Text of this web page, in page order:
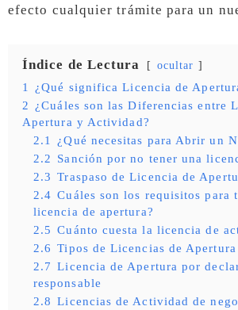
efecto cualquier trámite para un
Índice de Lectura ocultar
1
¿Qué significa Licencia de
2 ¿Cuáles son las Diferencias entre
Apertura y Actividad?
2.1
¿Qué necesitas para Abrir un
2.2 Sanción por no tener una
2.3 Traspaso de Licencia de
2.4 Cuáles son los requisitos para
licencia de apertura?
2.5 Cuánto cuesta la licencia de
2.6 Tipos de Licencias de Apertura
2.7 Licencia de Apertura por
responsable
2.8 Licencias de Actividad de